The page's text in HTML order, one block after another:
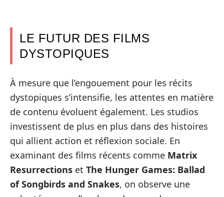
LE FUTUR DES FILMS
DYSTOPIQUES
À mesure que l’engouement pour les récits
dystopiques s’intensifie, les attentes en matière
de contenu évoluent également. Les studios
investissent de plus en plus dans des histoires
qui allient action et réflexion sociale. En
examinant des films récents comme Matrix
Resurrections et The Hunger Games: Ballad
of Songbirds and Snakes, on observe une